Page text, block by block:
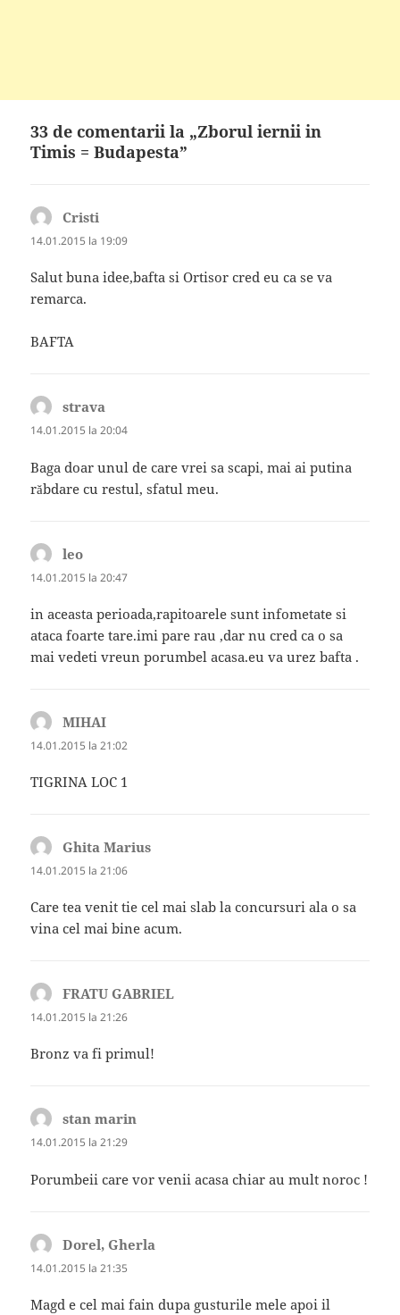
33 de comentarii la „Zborul iernii in
Timis = Budapesta”
Cristi
14.01.2015 la 19:09
Salut buna idee,bafta si Ortisor cred eu ca se va
remarca.
BAFTA
strava
14.01.2015 la 20:04
Baga doar unul de care vrei sa scapi, mai ai putina
răbdare cu restul, sfatul meu.
leo
14.01.2015 la 20:47
in aceasta perioada,rapitoarele sunt infometate si
ataca foarte tare.imi pare rau ,dar nu cred ca o sa
mai vedeti vreun porumbel acasa.eu va urez bafta .
MIHAI
14.01.2015 la 21:02
TIGRINA LOC 1
Ghita Marius
14.01.2015 la 21:06
Care tea venit tie cel mai slab la concursuri ala o sa
vina cel mai bine acum.
FRATU GABRIEL
14.01.2015 la 21:26
Bronz va fi primul!
stan marin
14.01.2015 la 21:29
Porumbeii care vor venii acasa chiar au mult noroc !
Dorel, Gherla
14.01.2015 la 21:35
Magd e cel mai fain dupa gusturile mele apoi il